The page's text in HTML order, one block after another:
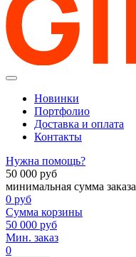
Новинки
Портфолио
Доставка и оплата
Контакты
Нужна помощь?
50 000 руб
минимальная сумма заказа
0 руб
Сумма корзины
50 000 руб
Мин. заказ
0